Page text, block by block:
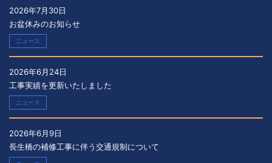
お盆休みのお知らせ
2026年7月30日
ニュース
工事実績を更新いたしました
2026年6月24日
ニュース
長生橋の補修工事に伴う交通規制について
2026年6月9日